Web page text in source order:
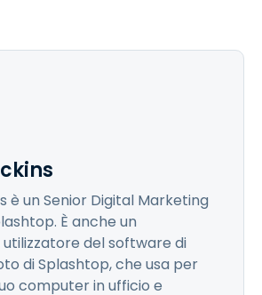
è un Senior Digital Marketing
È anche un
del software di
di Splashtop, che usa per
computer in ufficio e